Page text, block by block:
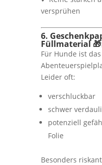
versprühen
6.
Füllmaterial
Für Hunde ist
Leider oft:
verschluckbar
schwer
potenziell
Folie
Besonders